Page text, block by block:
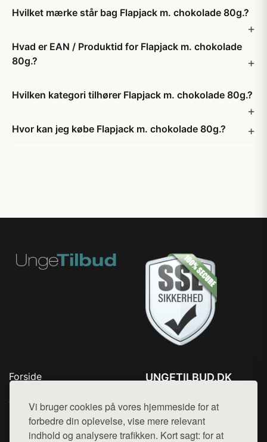
Vi bruger cookies på vores hjemmeside for at
forbedre din oplevelse, vise mere relevant
indhold og analysere trafikken. Kort sagt: for at
Hvilket mærke står bag Flapjack m. chokolade 80g.?
Hvad er EAN / Produktid for Flapjack m. chokolade
80g.?
Hvilken kategori tilhører Flapjack m. chokolade 80g.?
Hvor kan jeg købe Flapjack m. chokolade 80g.?
Forside
Top Rabatter
Blog
Kontakt
UNGETILBUD.DK
Mail: hej@want.dk